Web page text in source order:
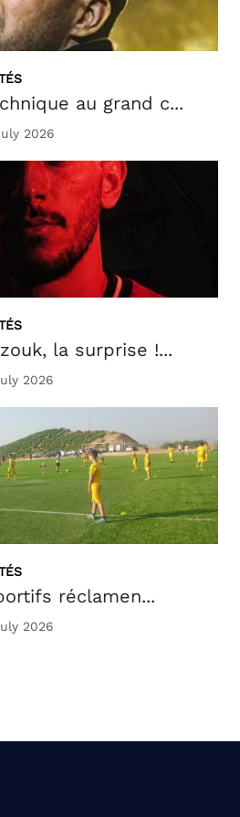
au grand c...
2026
la surprise !...
2026
réclamen...
2026